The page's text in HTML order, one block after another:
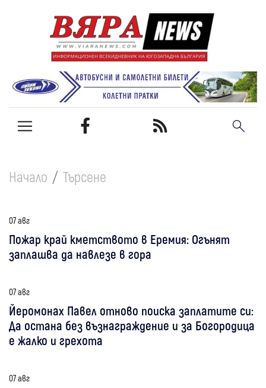
Начало Търсене
07 авг
Пожар край кметството в Еремия: Огънят
заплашва да навлезе в гора
07 авг
Йеромонах Павел отново поиска заплатите си:
Да остана без възнаграждение и за Богородица
е жалко и грехота
07 авг